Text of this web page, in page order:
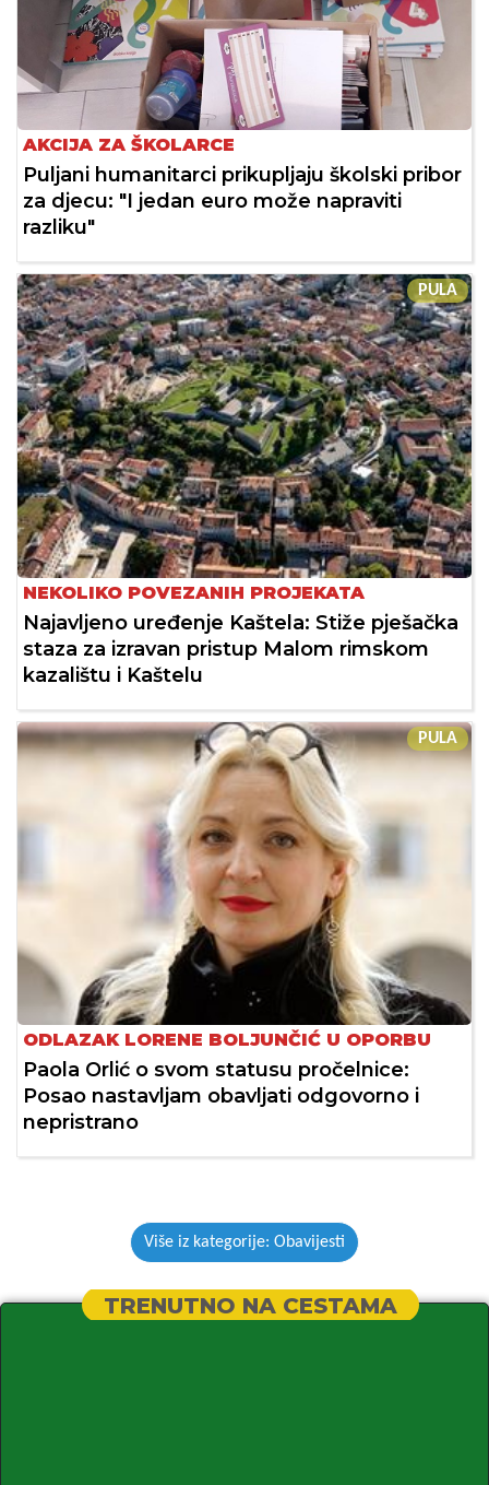
AKCIJA ZA ŠKOLARCE
Puljani humanitarci prikupljaju školski pribor
za djecu: "I jedan euro može napraviti
razliku"
PULA
NEKOLIKO POVEZANIH PROJEKATA
Najavljeno uređenje Kaštela: Stiže pješačka
staza za izravan pristup Malom rimskom
kazalištu i Kaštelu
PULA
ODLAZAK LORENE BOLJUNČIĆ U OPORBU
Paola Orlić o svom statusu pročelnice:
Posao nastavljam obavljati odgovorno i
nepristrano
Više iz kategorije: Obavijesti
TRENUTNO NA CESTAMA